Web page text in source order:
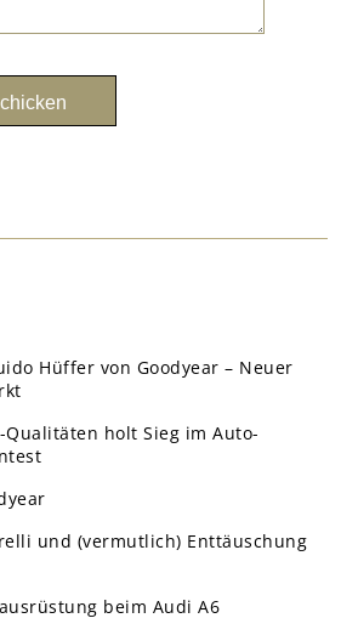
Hüffer von Goodyear – Neuer
holt Sieg im Auto-
und (vermutlich) Enttäuschung
beim Audi A6